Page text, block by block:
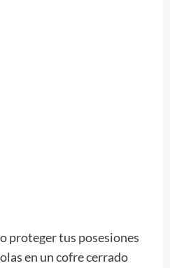
proteger tus posesiones
en un cofre cerrado